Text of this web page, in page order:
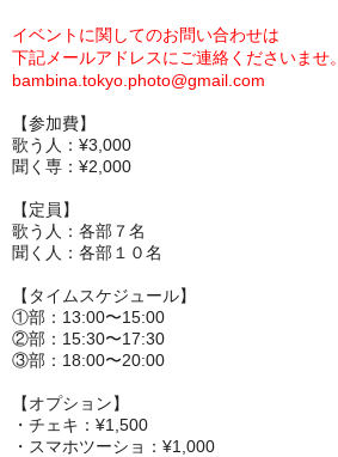
イベントに関してのお問い合わせは
下記メールアドレスにご連絡くださいませ。
bambina.tokyo.photo@gmail.com
【参加費】
歌う人：¥3,000
聞く専：¥2,000
【定員】
歌う人：各部７名
聞く人：各部１０名
【タイムスケジュール】
①部：13:00〜15:00
②部：15:30〜17:30
③部：18:00〜20:00
【オプション】
・チェキ：¥1,500
・スマホツーショ：¥1,000